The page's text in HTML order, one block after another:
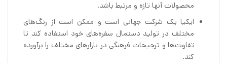
محصولات آنها تازه و مرتبط باشد.
ایکیا یک شرکت جهانی است و ممکن است از رنگ‌های
مختلف در تولید دستمال سفره‌های خود استفاده کند تا
تفاوت‌ها و ترجیحات فرهنگی در بازارهای مختلف را برآورده
کند.